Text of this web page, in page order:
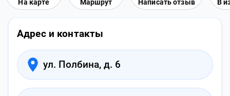
На карте Маршрут Написать отзыв В
Адрес и контакты
ул. Полбина, д. 6